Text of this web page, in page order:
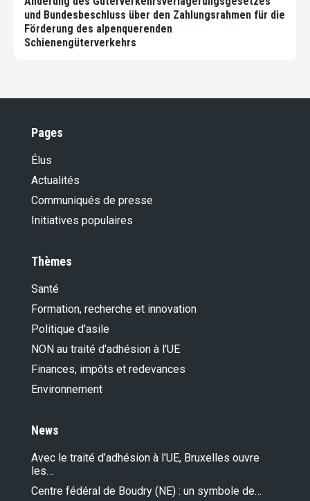
und Bundesbeschluss über den Zahlungsrahmen für die
Förderung des alpenquerenden
Schienengüterverkehrs
Pages
Élus
Actualités
Communiqués de presse
Initiatives populaires
Thèmes
Santé
Formation, recherche et innovation
Politique d'asile
NON au traité d'adhésion à l'UE
Finances, impôts et redevances
Environnement
News
Avec le traité d’adhésion à l'UE, Bruxelles ouvre
les…
Centre fédéral de Boudry (NE) : un symbole de…